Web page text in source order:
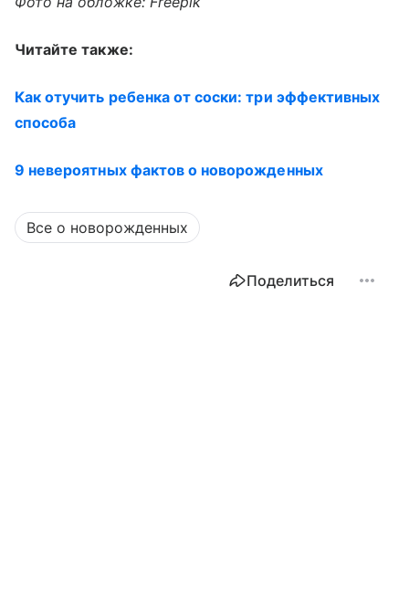
Читайте также:
Как отучить ребенка от соски: три эффективных
способа
9 невероятных фактов о новорожденных
Все о новорожденных
Поделиться